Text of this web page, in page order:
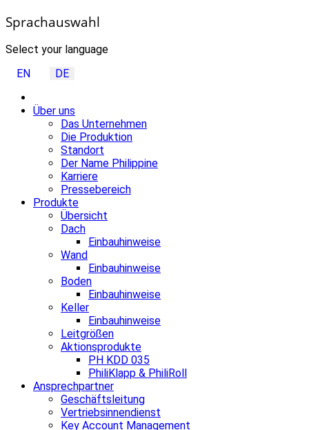
Sprachauswahl
Select your language
EN
DE
Über uns
Das Unternehmen
Die Produktion
Standort
Der Name Philippine
Karriere
Pressebereich
Produkte
Übersicht
Dach
Einbauhinweise
Wand
Einbauhinweise
Boden
Einbauhinweise
Keller
Einbauhinweise
Leitgrößen
Aktionsprodukte
PH KDD 035
PhiliKlapp & PhiliRoll
Ansprechpartner
Geschäftsleitung
Vertriebsinnendienst
Key Account Management